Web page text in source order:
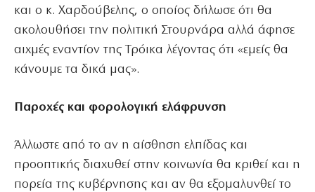
και ο κ. Χαρδούβελης, ο οποίος δήλωσε ότι θα
ακολουθήσει την πολιτική Στουρνάρα αλλά άφησε
αιχμές εναντίον της Τρόικα λέγοντας ότι «εμείς θα
κάνουμε τα δικά μας».
Παροχές και φορολογική ελάφρυνση
Άλλωστε από το αν η αίσθηση ελπίδας και
προοπτικής διαχυθεί στην κοινωνία θα κριθεί και η
πορεία της κυβέρνησης και αν θα εξομαλυνθεί το